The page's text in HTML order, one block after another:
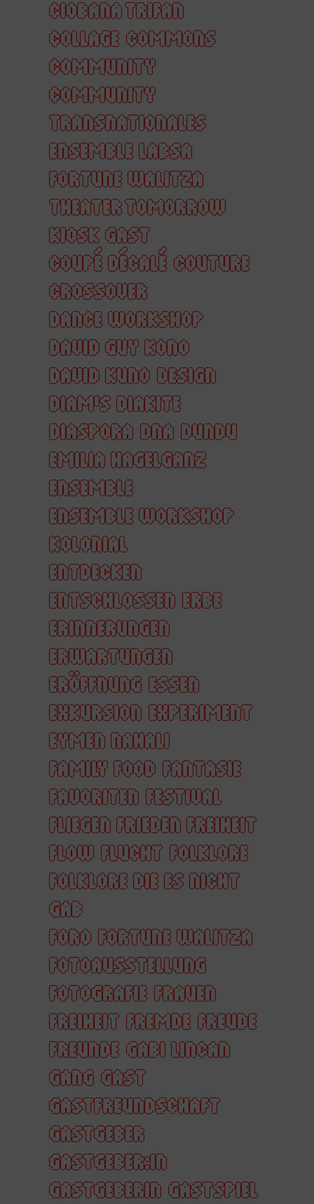
CIOBANA TRIFAN
COLLAGE COMMONS
COMMUNITY
COMMUNITY
TRANSNATIONALES
ENSEMBLE LABSA
FORTUNE WALITZA
THEATER TOMORROW
KIOSK GAST
COUPÉ DÉCALÉ COUTURE
CROSSOVER
DANCE WORKSHOP
DAVID GUY KONO
DAVID KUNO DESIGN
DIAM'S DIAKITE
DIASPORA DNA DUNDU
EMILIA HAGELGANZ
ENSEMBLE
ENSEMBLE WORKSHOP
KOLONIAL
ENTDECKEN
ENTSCHLOSSEN ERBE
ERINNERUNGEN
ERWARTUNGEN
ERÖFFNUNG ESSEN
EXKURSION EXPERIMENT
EYMEN NAHALI
FAMILY FOOD FANTASIE
FAVORITEN FESTIVAL
FLIEGEN FRIEDEN FREIHEIT
FLOW FLUCHT FOLKLORE
FOLKLORE DIE ES NICHT
GAB
FORO FORTUNE WALITZA
FOTOAUSSTELLUNG
FOTOGRAFIE FRAUEN
FREIHEIT FREMDE FREUDE
FREUNDE GABI LINCAN
GANG GAST
GASTFREUNDSCHAFT
GASTGEBER
GASTGEBER:IN
GASTGEBERIN GASTSPIEL